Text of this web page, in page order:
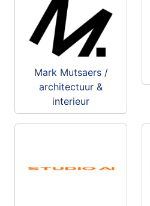
Mark Mutsaers /
architectuur &
interieur